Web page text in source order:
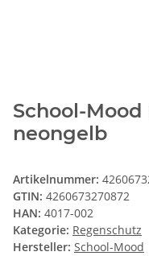
School-
neongelb
Artikelnummer:
GTIN: 4260673270872
HAN: 4017-002
Kategorie: Regenschutz
Hersteller: School-Mood